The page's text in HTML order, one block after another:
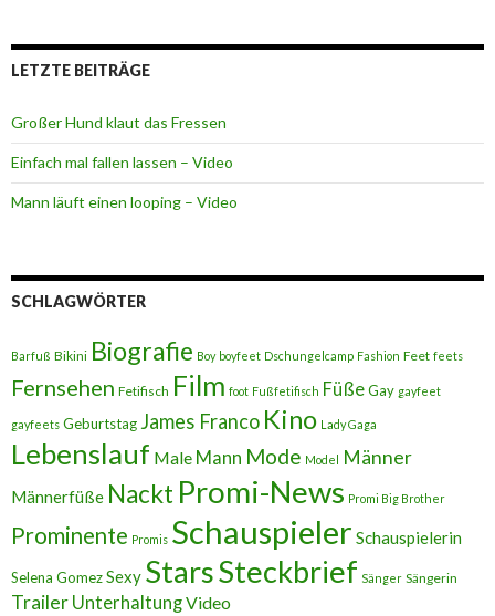
LETZTE BEITRÄGE
Großer Hund klaut das Fressen
Einfach mal fallen lassen – Video
Mann läuft einen looping – Video
SCHLAGWÖRTER
Barfuß Bikini Biografie Boy boyfeet Dschungelcamp Fashion Feet feets
Fernsehen Fetifisch Film foot Fußfetifisch FüßeGay gayfeet
gayfeets Geburtstag James Franco Kino Lady Gaga
Lebenslauf Male Mann Mode Model Männer
Männerfüße Nackt Promi-News Promi Big Brother
Prominente Promis Schauspieler Schauspielerin
Selena GomezSexy StarsSteckbrief Sänger Sängerin
Trailer UnterhaltungVideo